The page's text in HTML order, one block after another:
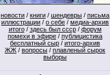
новости / книги / шендевры / письма
иллюстрации / о себе / медиа-архив
итого/ здесь был ссср/ форум
помехи в эфире / публицистика
бесплатный сыр / итого-архив
ЖЖ / вопросы / плавленый сырок
выборы